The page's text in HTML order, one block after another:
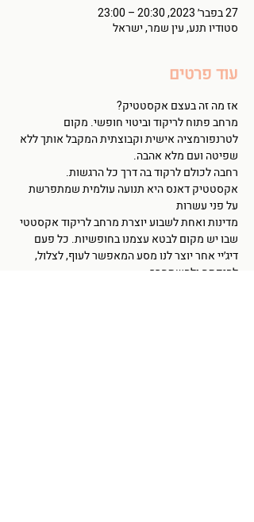
27 בפבר׳ 2023, 20:30 – 23:00
סטודיו תנע, עין שמר, ישראל
עוד פרטים
אז מה זה בעצם אקסטטיק?
מרחב פתוח לריקוד וביטוי חופשי. מקום
לטרנפורמציה אישית וקבוצתית המקבל אותך ללא
שפיטה ועם מלא אהבה.
רחבה לכולם לרקוד בה דרך כל הרגשות.
אקסטטיק דאנס היא תנועה עולמית שמתפרשת
על פני עשרות
מדינות ואחת לשבוע יוצרת מרחב לריקוד אקסטטי
שבו יש מקום לבטא עצמנו בחופשיות. כל פעם
דיג׳יי אחר יוצר לנו מסע המאפשר לעוף, לצלול,
להיפתח ולהשתחרר.